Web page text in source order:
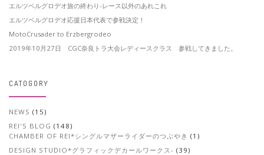
エルツベルグロデオ旅の終わり-レース以外のあれこれ
エルツベルグロデオ応援日本代表で参戦決定！
MotoCrusader to Erzbergrodeo
2019年10月27日 CGC奈良トラ大会レディースクラス 参戦してきました。
CATOGORY
NEWS (15)
REI'S BLOG (148)
CHAMBER OF REI*シングルマザーライダーのつぶやき (1)
DESIGN STUDIO*グラフィックデカールワークス- (39)